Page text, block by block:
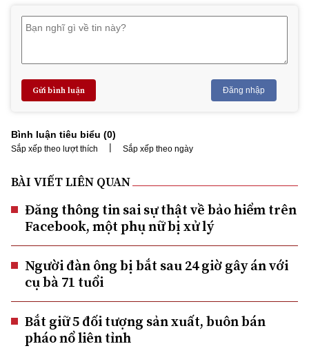
Gửi bình luận Đăng nhập
Bình luận tiêu biểu (0)
Sắp xếp theo lượt thích | Sắp xếp theo ngày
BÀI VIẾT LIÊN QUAN
Đăng thông tin sai sự thật về bảo hiểm trên
Facebook, một phụ nữ bị xử lý
Người đàn ông bị bắt sau 24 giờ gây án với
cụ bà 71 tuổi
Bắt giữ 5 đối tượng sản xuất, buôn bán
pháo nổ liên tỉnh